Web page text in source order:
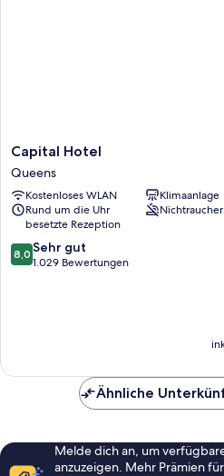
Capital
Hotel
Queens
Capital Hotel
Queens
Kostenloses WLAN
Klimaanlage
Rund um die Uhr
besetzte Rezeption
Nichtraucher
8.0
von
8,0 Sehr gut
1.029 Bewertungen
Ähnliche
Melde dich an, um
anzuzeigen. Mehr Prämien